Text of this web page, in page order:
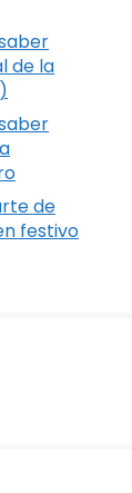
de la
de
festivo